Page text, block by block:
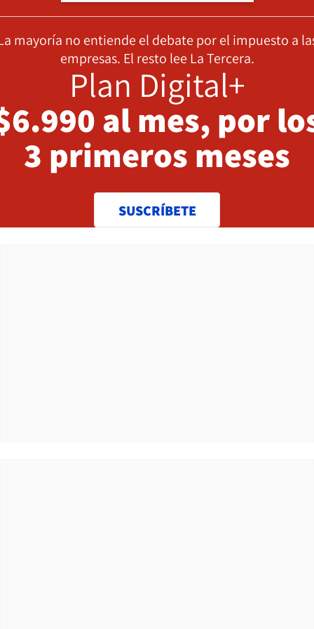
mayoría no entiende el debate por el impuesto a
empresas. El resto lee La Tercera.
Plan Digital+
al mes, por
3 primeros meses
SUSCRÍBETE